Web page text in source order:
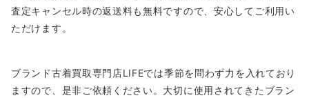
査定キャンセル時の返送料も無料ですので、安心してご利用い
ただけます。
ブランド古着買取専門店LIFEでは季節を問わず力を入れており
ますので、是非ご依頼ください。大切に使用されてきたブラン